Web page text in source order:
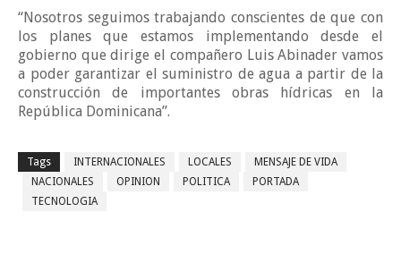
“Nosotros seguimos trabajando conscientes de que con
los planes que estamos implementando desde el
gobierno que dirige el compañero Luis Abinader vamos
a poder garantizar el suministro de agua a partir de la
construcción de importantes obras hídricas en la
República Dominicana”.
Tags INTERNACIONALES LOCALES
MENSAJE DE VIDA
NACIONALES
OPINION POLITICA
PORTADA
TECNOLOGIA